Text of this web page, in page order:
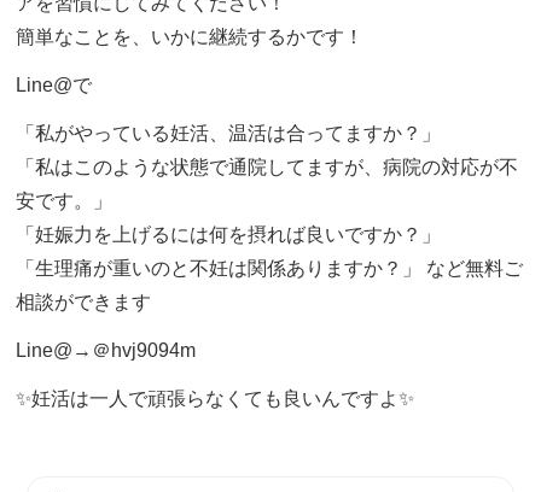
簡単なことを、いかに継続するかです！
Line@で
「私がやっている妊活、温活は合ってますか？」
「私はこのような状態で通院してますが、病院の対応が不
安です。」
「妊娠力を上げるには何を摂れば良いですか？」
「生理痛が重いのと不妊は関係ありますか？」 など無料ご
相談ができます
Line@→＠hvj9094m
✨妊活は一人で頑張らなくても良いんですよ✨